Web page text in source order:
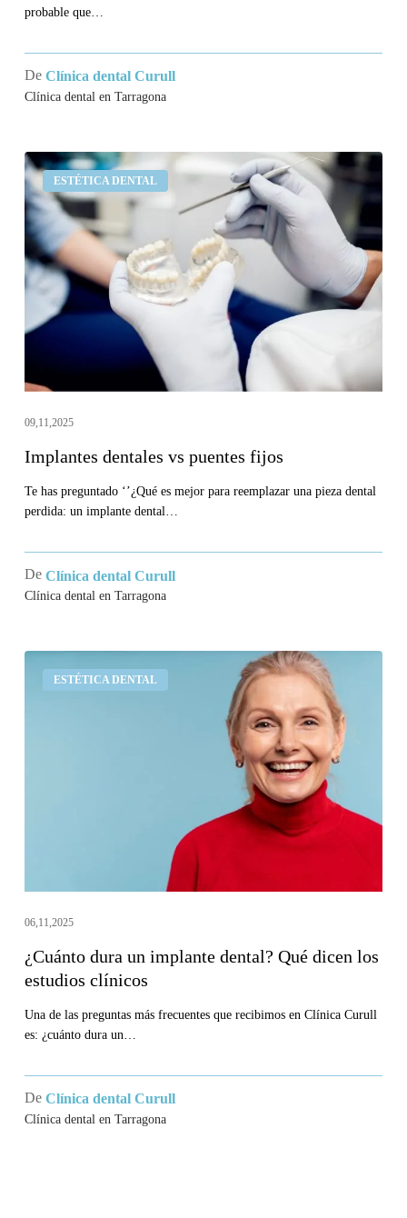
probable que…
De Clínica dental Curull
Clínica dental en Tarragona
ESTÉTICA DENTAL
Implantes
dentales
vs
puentes
fijos
09,11,2025
Implantes dentales vs puentes fijos
Te has preguntado ‘’¿Qué es mejor para reemplazar una pieza dental
perdida: un implante dental…
De Clínica dental Curull
Clínica dental en Tarragona
ESTÉTICA DENTAL
clínicos
06,11,2025
¿Cuánto dura un implante dental? Qué dicen los
estudios clínicos
Una de las preguntas más frecuentes que recibimos en Clínica Curull
es: ¿cuánto dura un…
De Clínica dental Curull
Clínica dental en Tarragona